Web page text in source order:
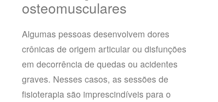
osteomusculares
Algumas pessoas desenvolvem dores
crônicas de origem articular ou disfunções
em decorrência de quedas ou acidentes
graves. Nesses casos, as sessões de
fisioterapia são imprescindíveis para o